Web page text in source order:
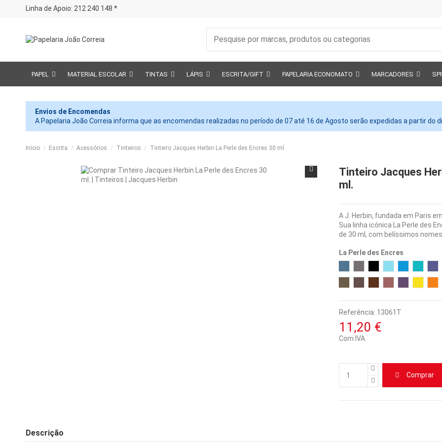
Linha de Apoio: 212 240 148 *
PAPEL MATERIAL ESCOLAR TINTAS LÁPIS ESCRITA/GIFT PAPELARIA ECONOMATO MARCADORES
Envios de Encomendas
A Papelaria João Correia informa que as encomendas realizadas no período de 07 até 16 de Agosto serão expedidas a partir do
Início Escrita Acessórios Tinteiros Tinteiro Jacques Herbin La Perle des Encres 30 ml.
Tinteiro Jacques
ml.
A J. Herbin, fundada em Paris
Sua linha icónica La Perle des
de 30 ml, com belíssimos
La Perle des Encres
Referência: 13061T
11,20 €
Com IVA
Comprar
Descrição